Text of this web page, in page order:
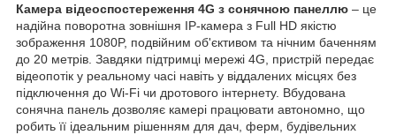
Камера відеоспостереження 4G з сонячною панеллю – це
надійна поворотна зовнішня IP-камера з Full HD якістю
зображення 1080P, подвійним об'єктивом та нічним баченням
до 20 метрів. Завдяки підтримці мережі 4G, пристрій передає
відеопотік у реальному часі навіть у віддалених місцях без
підключення до Wi-Fi чи дротового інтернету. Вбудована
сонячна панель дозволяє камері працювати автономно, що
робить її ідеальним рішенням для дач, ферм, будівельних